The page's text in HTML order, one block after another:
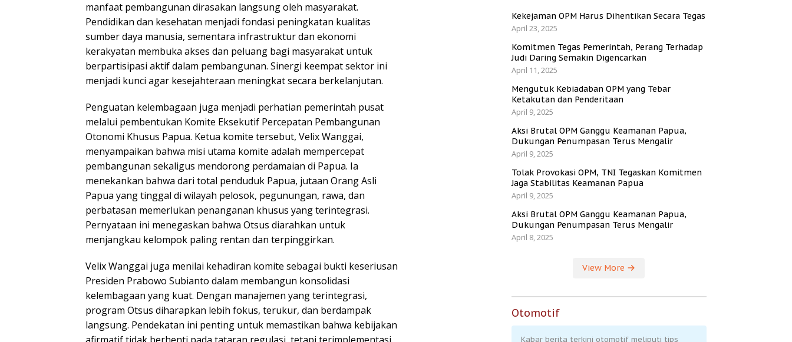
manfaat pembangunan dirasakan langsung oleh masyarakat.
Pendidikan dan kesehatan menjadi fondasi peningkatan kualitas
sumber daya manusia, sementara infrastruktur dan ekonomi
kerakyatan membuka akses dan peluang bagi masyarakat untuk
berpartisipasi aktif dalam pembangunan. Sinergi keempat sektor ini
menjadi kunci agar kesejahteraan meningkat secara berkelanjutan.
Penguatan kelembagaan juga menjadi perhatian pemerintah pusat
melalui pembentukan Komite Eksekutif Percepatan Pembangunan
Otonomi Khusus Papua. Ketua komite tersebut, Velix Wanggai,
menyampaikan bahwa misi utama komite adalah mempercepat
pembangunan sekaligus mendorong perdamaian di Papua. Ia
menekankan bahwa dari total penduduk Papua, jutaan Orang Asli
Papua yang tinggal di wilayah pelosok, pegunungan, rawa, dan
perbatasan memerlukan penanganan khusus yang terintegrasi.
Pernyataan ini menegaskan bahwa Otsus diarahkan untuk
menjangkau kelompok paling rentan dan terpinggirkan.
Velix Wanggai juga menilai kehadiran komite sebagai bukti keseriusan
Presiden Prabowo Subianto dalam membangun konsolidasi
kelembagaan yang kuat. Dengan manajemen yang terintegrasi,
program Otsus diharapkan lebih fokus, terukur, dan berdampak
langsung. Pendekatan ini penting untuk memastikan bahwa kebijakan
Kekejaman OPM Harus Dihentikan Secara Tegas
April 23, 2025
Komitmen Tegas Pemerintah, Perang Terhadap
Judi Daring Semakin Digencarkan
April 11, 2025
Mengutuk Kebiadaban OPM yang Tebar
Ketakutan dan Penderitaan
April 9, 2025
Aksi Brutal OPM Ganggu Keamanan Papua,
Dukungan Penumpasan Terus Mengalir
April 9, 2025
Tolak Provokasi OPM, TNI Tegaskan Komitmen
Jaga Stabilitas Keamanan Papua
April 9, 2025
Aksi Brutal OPM Ganggu Keamanan Papua,
Dukungan Penumpasan Terus Mengalir
April 8, 2025
View More
Otomotif
Kabar berita terkini otomotif meliputi tips